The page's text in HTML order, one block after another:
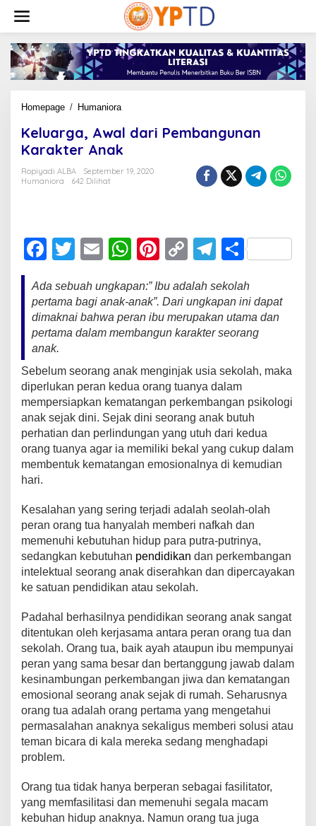
konten
Homepage / HumanioraKeluarga,
dari
Karakter
Anak
Keluarga, Awal dari Pembangunan
Karakter Anak
Ropiyadi ALBA
September 19, 2020
Humaniora
642 Dilihat
F
c
e
b
o
o
k
T
tt
er
E
ail
W
at
s
A
p
p
Pi
er
e
st
C
p
y
Li
n
k
T
e
gr
a
m
S
ar
e
Ada sebuah ungkapan:” Ibu adalah sekolah
pertama bagi anak-anak”. Dari ungkapan ini dapat
dimaknai bahwa peran ibu merupakan utama dan
pertama dalam membangun karakter seorang
anak.
Sebelum seorang anak menginjak usia sekolah, maka
diperlukan peran kedua orang tuanya dalam
mempersiapkan kematangan perkembangan psikologi
anak sejak dini. Sejak dini seorang anak butuh
perhatian dan perlindungan yang utuh dari kedua
orang tuanya agar ia memiliki bekal yang cukup dalam
membentuk kematangan emosionalnya di kemudian
hari.
Kesalahan yang sering terjadi adalah seolah-olah
peran orang tua hanyalah memberi nafkah dan
memenuhi kebutuhan hidup para putra-putrinya,
sedangkan kebutuhan pendidikan dan perkembangan
intelektual seorang anak diserahkan dan dipercayakan
ke satuan pendidikan atau sekolah.
Padahal berhasilnya pendidikan seorang anak sangat
ditentukan oleh kerjasama antara peran orang tua dan
sekolah. Orang tua, baik ayah ataupun ibu mempunyai
peran yang sama besar dan bertanggung jawab dalam
kesinambungan perkembangan jiwa dan kematangan
emosional seorang anak sejak di rumah. Seharusnya
orang tua adalah orang pertama yang mengetahui
permasalahan anaknya sekaligus memberi solusi atau
teman bicara di kala mereka sedang menghadapi
problem.
Orang tua tidak hanya berperan sebagai fasilitator,
yang memfasilitasi dan memenuhi segala macam
kebuhan hidup anaknya. Namun orang tua juga